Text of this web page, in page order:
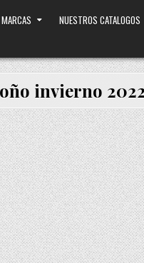
NUESTROS CATALOGOS
invierno